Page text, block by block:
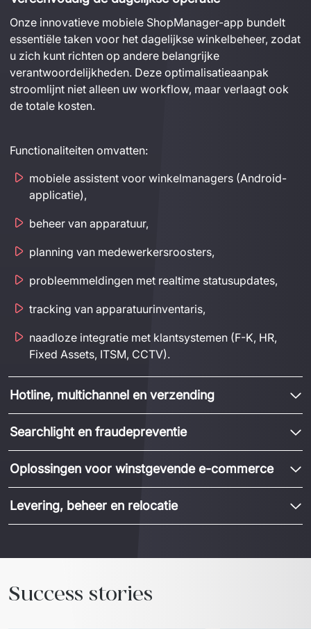
Onze innovatieve mobiele ShopManager-app bundelt
essentiële taken voor het dagelijkse winkelbeheer, zodat
u zich kunt richten op andere belangrijke
verantwoordelijkheden. Deze optimalisatieaanpak
stroomlijnt niet alleen uw workflow, maar verlaagt ook
de totale kosten.
Functionaliteiten omvatten:
mobiele assistent voor winkelmanagers (Android-
applicatie),
beheer van apparatuur,
planning van medewerkersroosters,
probleemmeldingen met realtime statusupdates,
tracking van apparatuurinventaris,
naadloze integratie met klantsystemen (F-K, HR,
Fixed Assets, ITSM, CCTV).
Hotline, multichannel en verzending
Searchlight en fraudepreventie
Oplossingen voor winstgevende e-commerce
Levering, beheer en relocatie
Success stories